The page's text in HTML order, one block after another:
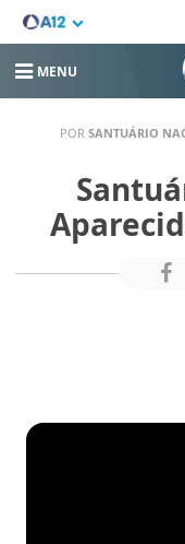
MENU
POR SANTUÁRIO